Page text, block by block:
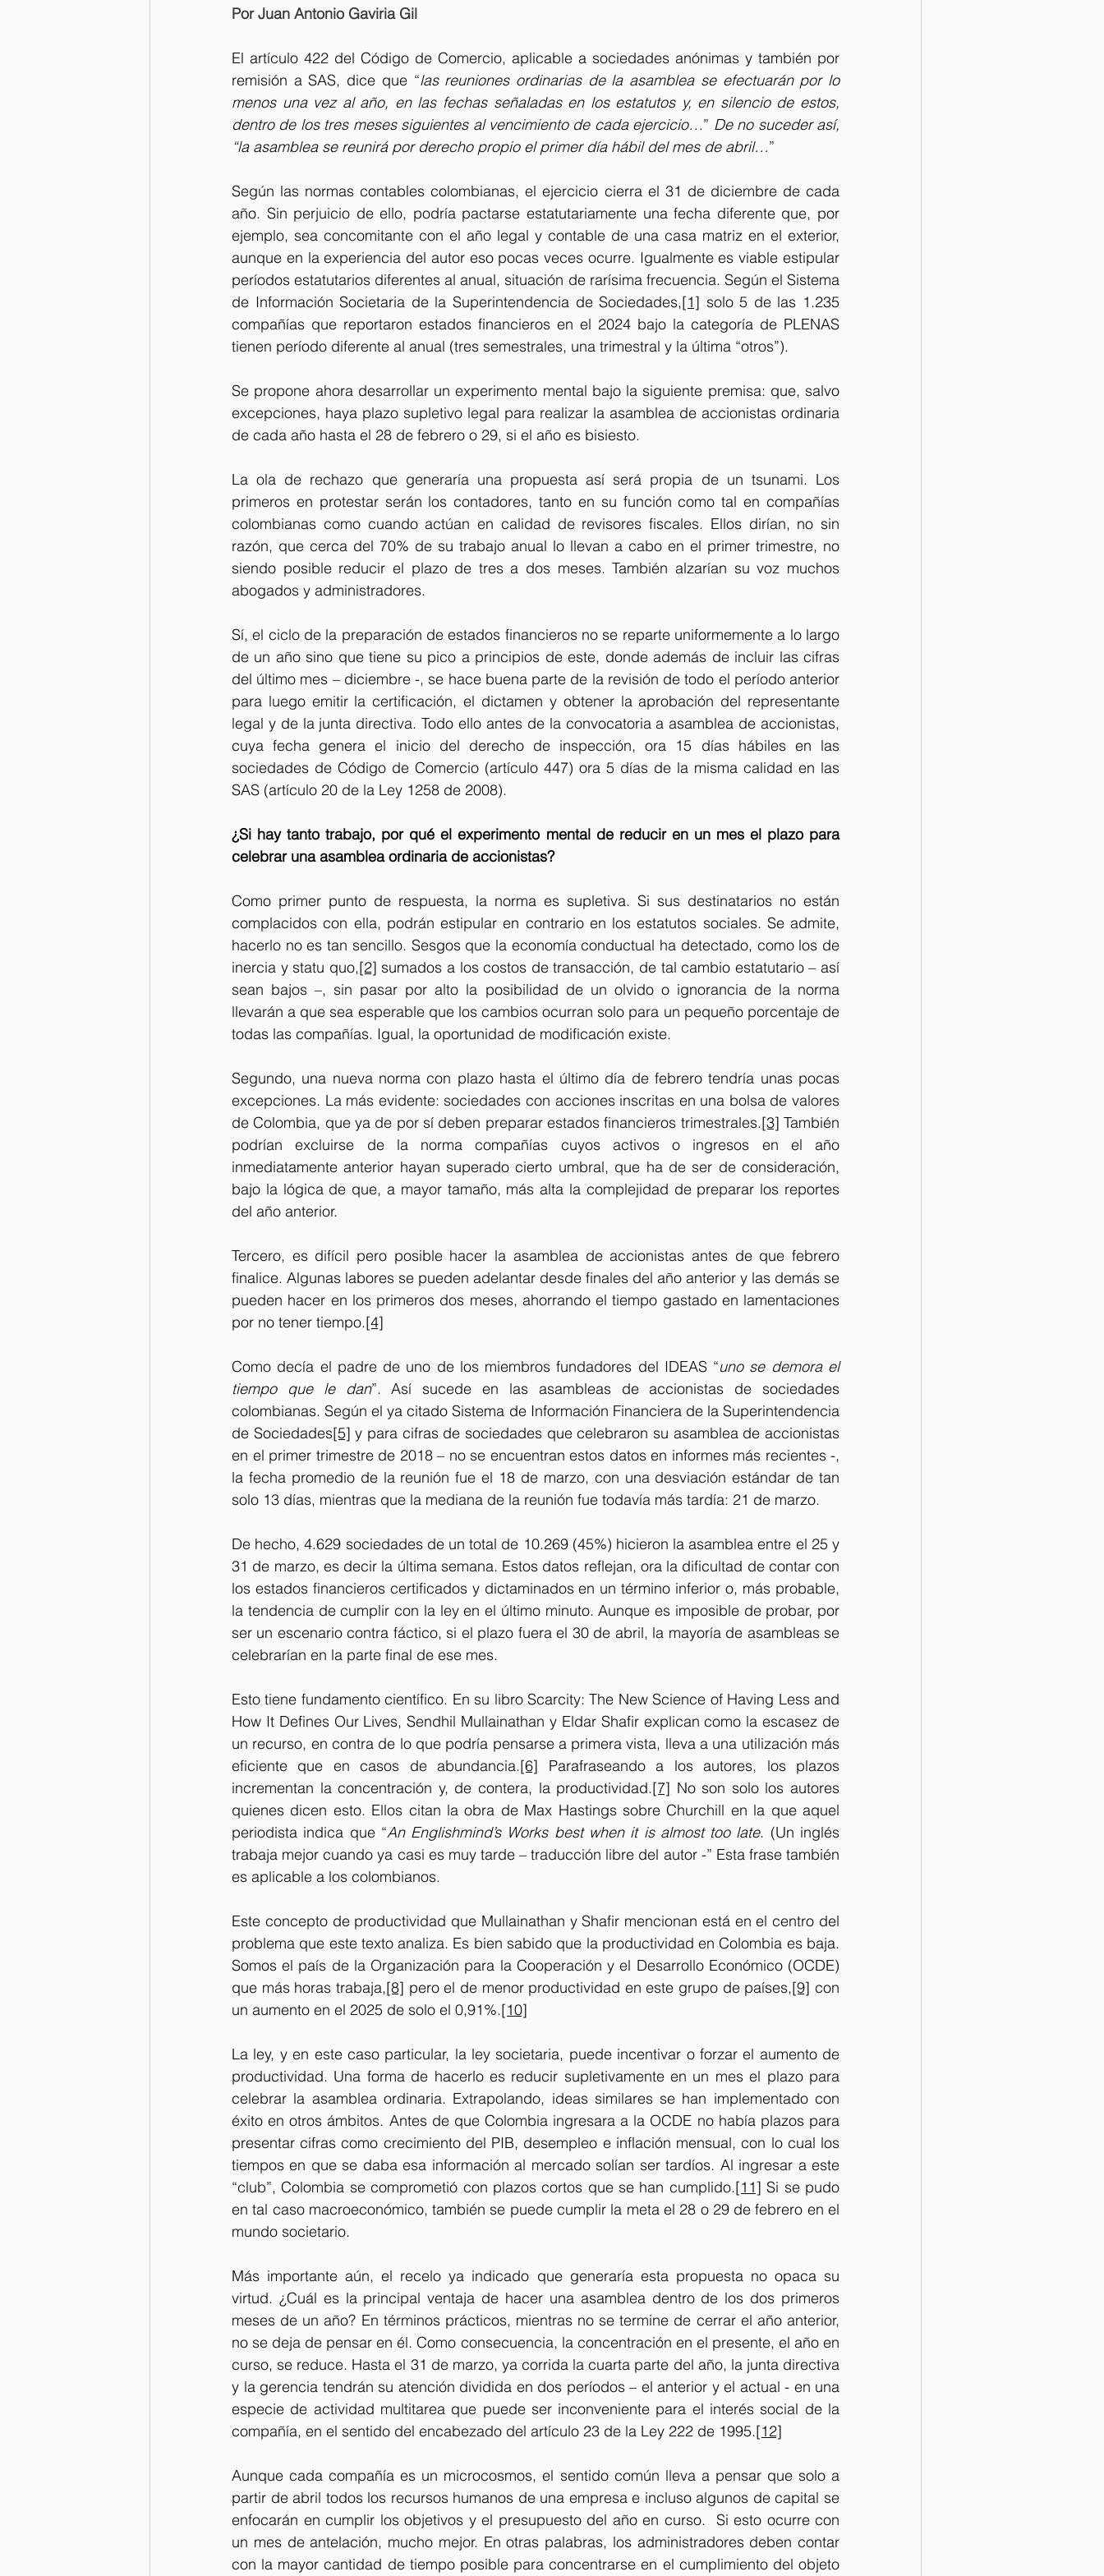
Por Juan Antonio Gaviria Gil
El artículo 422 del Código de Comercio, aplicable a sociedades anónimas y también por
remisión a SAS, dice que “las reuniones ordinarias de la asamblea se efectuarán por lo
menos una vez al año, en las fechas señaladas en los estatutos y, en silencio de estos,
dentro de los tres meses siguientes al vencimiento de cada ejercicio…” De no suceder así,
“la asamblea se reunirá por derecho propio el primer día hábil del mes de abril…”
Según las normas contables colombianas, el ejercicio cierra el 31 de diciembre de cada
año. Sin perjuicio de ello, podría pactarse estatutariamente una fecha diferente que, por
ejemplo, sea concomitante con el año legal y contable de una casa matriz en el exterior,
aunque en la experiencia del autor eso pocas veces ocurre. Igualmente es viable estipular
períodos estatutarios diferentes al anual, situación de rarísima frecuencia. Según el Sistema
de Información Societaria de la Superintendencia de Sociedades,[1] solo 5 de las 1.235
compañías que reportaron estados financieros en el 2024 bajo la categoría de PLENAS
tienen período diferente al anual (tres semestrales, una trimestral y la última “otros”).
Se propone ahora desarrollar un experimento mental bajo la siguiente premisa: que, salvo
excepciones, haya plazo supletivo legal para realizar la asamblea de accionistas ordinaria
de cada año hasta el 28 de febrero o 29, si el año es bisiesto.
La ola de rechazo que generaría una propuesta así será propia de un tsunami. Los
primeros en protestar serán los contadores, tanto en su función como tal en compañías
colombianas como cuando actúan en calidad de revisores fiscales. Ellos dirían, no sin
razón, que cerca del 70% de su trabajo anual lo llevan a cabo en el primer trimestre, no
siendo posible reducir el plazo de tres a dos meses. También alzarían su voz muchos
abogados y administradores.
Sí, el ciclo de la preparación de estados financieros no se reparte uniformemente a lo largo
de un año sino que tiene su pico a principios de este, donde además de incluir las cifras
del último mes – diciembre -, se hace buena parte de la revisión de todo el período anterior
para luego emitir la certificación, el dictamen y obtener la aprobación del representante
legal y de la junta directiva. Todo ello antes de la convocatoria a asamblea de accionistas,
cuya fecha genera el inicio del derecho de inspección, ora 15 días hábiles en las
sociedades de Código de Comercio (artículo 447) ora 5 días de la misma calidad en las
SAS (artículo 20 de la Ley 1258 de 2008).
¿Si hay tanto trabajo, por qué el experimento mental de reducir en un mes el plazo para
celebrar una asamblea ordinaria de accionistas?
Como primer punto de respuesta, la norma es supletiva. Si sus destinatarios no están
complacidos con ella, podrán estipular en contrario en los estatutos sociales. Se admite,
hacerlo no es tan sencillo. Sesgos que la economía conductual ha detectado, como los de
inercia y statu quo,[2] sumados a los costos de transacción, de tal cambio estatutario – así
sean bajos –, sin pasar por alto la posibilidad de un olvido o ignorancia de la norma
llevarán a que sea esperable que los cambios ocurran solo para un pequeño porcentaje de
todas las compañías. Igual, la oportunidad de modificación existe.
Segundo, una nueva norma con plazo hasta el último día de febrero tendría unas pocas
excepciones. La más evidente: sociedades con acciones inscritas en una bolsa de valores
de Colombia, que ya de por sí deben preparar estados financieros trimestrales.[3] También
podrían excluirse de la norma compañías cuyos activos o ingresos en el año
inmediatamente anterior hayan superado cierto umbral, que ha de ser de consideración,
bajo la lógica de que, a mayor tamaño, más alta la complejidad de preparar los reportes
del año anterior.
Tercero, es difícil pero posible hacer la asamblea de accionistas antes de que febrero
finalice. Algunas labores se pueden adelantar desde finales del año anterior y las demás se
pueden hacer en los primeros dos meses, ahorrando el tiempo gastado en lamentaciones
por no tener tiempo.[4]
Como decía el padre de uno de los miembros fundadores del IDEAS “uno se demora el
tiempo que le dan”. Así sucede en las asambleas de accionistas de sociedades
colombianas. Según el ya citado Sistema de Información Financiera de la Superintendencia
de Sociedades[5] y para cifras de sociedades que celebraron su asamblea de accionistas
en el primer trimestre de 2018 – no se encuentran estos datos en informes más recientes -,
la fecha promedio de la reunión fue el 18 de marzo, con una desviación estándar de tan
solo 13 días, mientras que la mediana de la reunión fue todavía más tardía: 21 de marzo.
De hecho, 4.629 sociedades de un total de 10.269 (45%) hicieron la asamblea entre el 25 y
31 de marzo, es decir la última semana. Estos datos reflejan, ora la dificultad de contar con
los estados financieros certificados y dictaminados en un término inferior o, más probable,
la tendencia de cumplir con la ley en el último minuto. Aunque es imposible de probar, por
ser un escenario contra fáctico, si el plazo fuera el 30 de abril, la mayoría de asambleas se
celebrarían en la parte final de ese mes.
Esto tiene fundamento científico. En su libro Scarcity: The New Science of Having Less and
How It Defines Our Lives, Sendhil Mullainathan y Eldar Shafir explican como la escasez de
un recurso, en contra de lo que podría pensarse a primera vista, lleva a una utilización más
eficiente que en casos de abundancia.[6] Parafraseando a los autores, los plazos
incrementan la concentración y, de contera, la productividad.[7] No son solo los autores
quienes dicen esto. Ellos citan la obra de Max Hastings sobre Churchill en la que aquel
periodista indica que “An Englishmind’s Works best when it is almost too late. (Un inglés
trabaja mejor cuando ya casi es muy tarde – traducción libre del autor -” Esta frase también
es aplicable a los colombianos.
Este concepto de productividad que Mullainathan y Shafir mencionan está en el centro del
problema que este texto analiza. Es bien sabido que la productividad en Colombia es baja.
Somos el país de la Organización para la Cooperación y el Desarrollo Económico (OCDE)
que más horas trabaja,[8] pero el de menor productividad en este grupo de países,[9] con
un aumento en el 2025 de solo el 0,91%.[10]
La ley, y en este caso particular, la ley societaria, puede incentivar o forzar el aumento de
productividad. Una forma de hacerlo es reducir supletivamente en un mes el plazo para
celebrar la asamblea ordinaria. Extrapolando, ideas similares se han implementado con
éxito en otros ámbitos. Antes de que Colombia ingresara a la OCDE no había plazos para
presentar cifras como crecimiento del PIB, desempleo e inflación mensual, con lo cual los
tiempos en que se daba esa información al mercado solían ser tardíos. Al ingresar a este
“club”, Colombia se comprometió con plazos cortos que se han cumplido.[11] Si se pudo
en tal caso macroeconómico, también se puede cumplir la meta el 28 o 29 de febrero en el
mundo societario.
Más importante aún, el recelo ya indicado que generaría esta propuesta no opaca su
virtud. ¿Cuál es la principal ventaja de hacer una asamblea dentro de los dos primeros
meses de un año? En términos prácticos, mientras no se termine de cerrar el año anterior,
no se deja de pensar en él. Como consecuencia, la concentración en el presente, el año en
curso, se reduce. Hasta el 31 de marzo, ya corrida la cuarta parte del año, la junta directiva
y la gerencia tendrán su atención dividida en dos períodos – el anterior y el actual - en una
especie de actividad multitarea que puede ser inconveniente para el interés social de la
compañía, en el sentido del encabezado del artículo 23 de la Ley 222 de 1995.[12]
Aunque cada compañía es un microcosmos, el sentido común lleva a pensar que solo a
partir de abril todos los recursos humanos de una empresa e incluso algunos de capital se
enfocarán en cumplir los objetivos y el presupuesto del año en curso.  Si esto ocurre con
un mes de antelación, mucho mejor. En otras palabras, los administradores deben contar
con la mayor cantidad de tiempo posible para concentrarse en el cumplimiento del objeto